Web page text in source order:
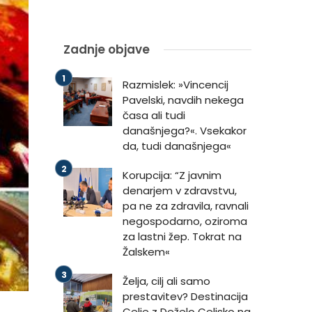
Zadnje objave
Razmislek: »Vincencij
Pavelski, navdih nekega
časa ali tudi
današnjega?«. Vsekakor
da, tudi današnjega«
Korupcija: “Z javnim
denarjem v zdravstvu,
pa ne za zdravila, ravnali
negospodarno, oziroma
za lastni žep. Tokrat na
Žalskem«
Želja, cilj ali samo
prestavitev? Destinacija